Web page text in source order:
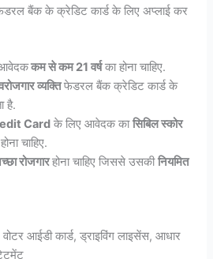
बैंक के क्रेडिट कार्ड के लिए अप्लाई कर
आवेदककम से कम 21 वर्षका होना चाहिए.
व्यक्तिफेडरल बैंक क्रेडिट कार्ड के
है.
Card के लिए आवेदक कासिबिल स्कोर
चाहिए.
रोजगारहोना चाहिए जिससे उसकीनियमित
आईडी कार्ड, ड्राइविंग लाइसेंस, आधार